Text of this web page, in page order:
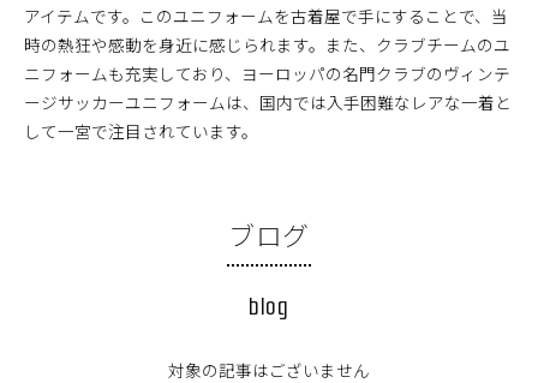
アイテムです。このユニフォームを古着屋で手にすることで、当
時の熱狂や感動を身近に感じられます。また、クラブチームのユ
ニフォームも充実しており、ヨーロッパの名門クラブのヴィンテ
ージサッカーユニフォームは、国内では入手困難なレアな一着と
して一宮で注目されています。
ブログ
blog
対象の記事はございません